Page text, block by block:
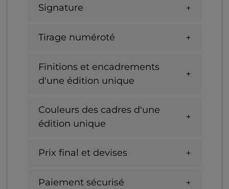
Signature
Tirage numéroté
Finitions et encadrements
d'une édition unique
Couleurs des cadres d'une
édition unique
Prix final et devises
Paiement sécurisé